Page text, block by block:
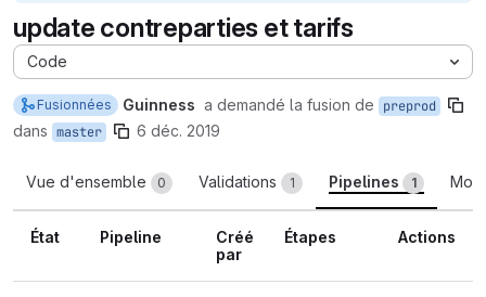
update contreparties et tarifs
Code
Fusionnées Guinness a demandé la fusion de preprod
dans master 6 déc. 2019
Vue d'ensemble 0 Validations 1 Pipelines 1
État Pipeline
Créé
par
Étapes Actions